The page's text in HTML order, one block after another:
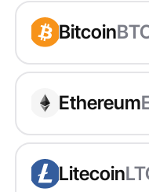
Bitcoin
Ethereum
Litecoin